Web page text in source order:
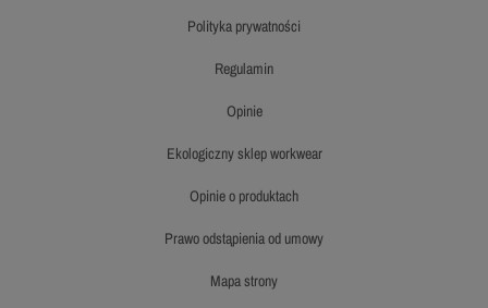
polityka prywatności
regulamin
opinie
ekologiczny sklep workwear
opinie o produktach
prawo odstąpienia od umowy
mapa strony